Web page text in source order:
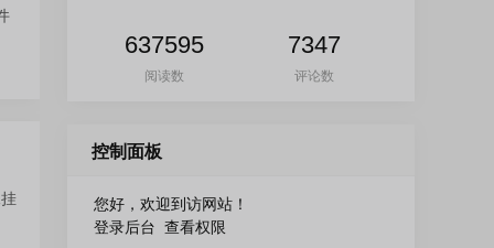
637595
阅读数
7347
评论数
控制面板
您好，欢迎到访网站！
登录后台 查看权限